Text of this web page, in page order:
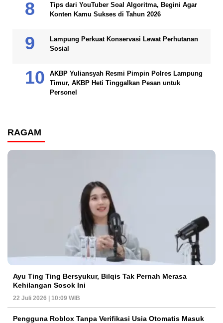
Tips dari YouTuber Soal Algoritma, Begini Agar
Konten Kamu Sukses di Tahun 2026
Lampung Perkuat Konservasi Lewat Perhutanan
Sosial
AKBP Yuliansyah Resmi Pimpin Polres Lampung
Timur, AKBP Heti Tinggalkan Pesan untuk
Personel
RAGAM
Ayu Ting Ting Bersyukur, Bilqis Tak Pernah Merasa
Kehilangan Sosok Ini
22 Juli 2026 | 10:09 WIB
Pengguna Roblox Tanpa Verifikasi Usia Otomatis Masuk